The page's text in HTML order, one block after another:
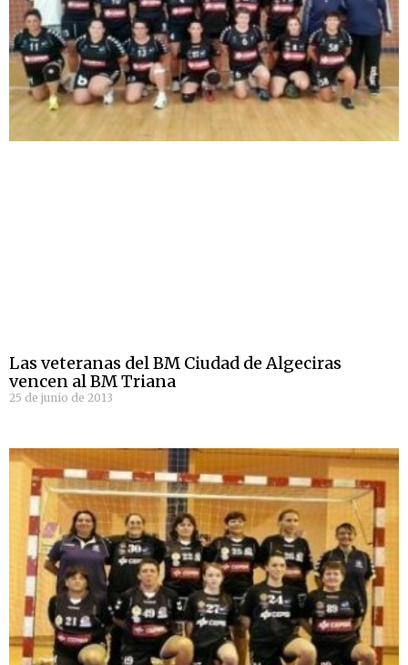
Las veteranas del BM Ciudad de Algeciras
vencen al BM Triana
25 de junio de 2013